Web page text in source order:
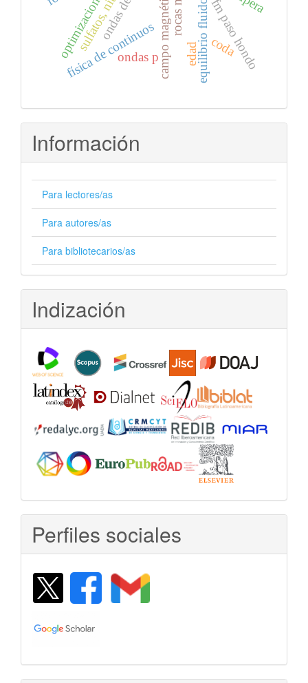
física de continuos
ondas p fm paso hondo
coda
edad
optimizacion
Información
Para lectores/as
Para autores/as
Para bibliotecarios/as
Indización
Perfiles sociales